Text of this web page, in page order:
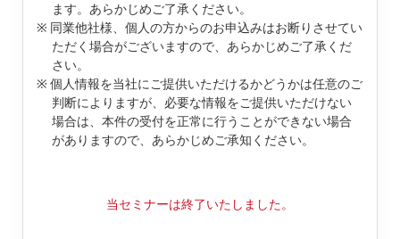
ます。あらかじめご了承ください。
同業他社様、個人の方からのお申込みはお断りさせてい
ただく場合がございますので、あらかじめご了承くだ
さい。
個人情報を当社にご提供いただけるかどうかは任意のご
判断によりますが、必要な情報をご提供いただけない
場合は、本件の受付を正常に行うことができない場合
がありますので、あらかじめご承知ください。
当セミナーは終了いたしました。